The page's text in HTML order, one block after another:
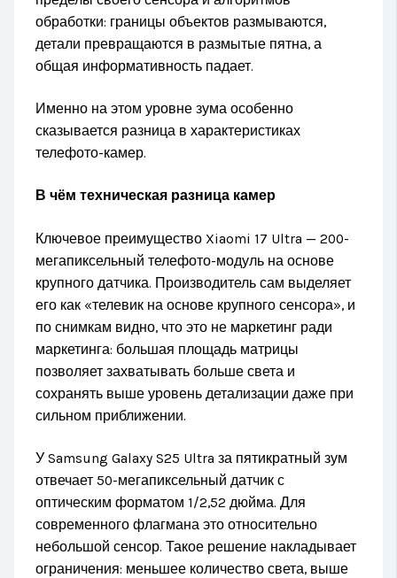
обработки: границы объектов размываются,
детали превращаются в размытые пятна, а
общая информативность падает.
Именно на этом уровне зума особенно
сказывается разница в характеристиках
телефото-камер.
В чём техническая разница камер
Ключевое преимущество Xiaomi 17 Ultra — 200-
мегапиксельный телефото-модуль на основе
крупного датчика. Производитель сам выделяет
его как «телевик на основе крупного сенсора», и
по снимкам видно, что это не маркетинг ради
маркетинга: большая площадь матрицы
позволяет захватывать больше света и
сохранять выше уровень детализации даже при
сильном приближении.
У Samsung Galaxy S25 Ultra за пятикратный зум
отвечает 50-мегапиксельный датчик с
оптическим форматом 1/2,52 дюйма. Для
современного флагмана это относительно
небольшой сенсор. Такое решение накладывает
ограничения: меньшее количество света, выше